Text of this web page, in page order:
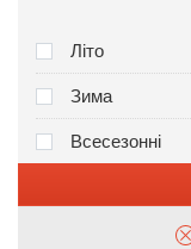
Літо
Зима
Всесезонні